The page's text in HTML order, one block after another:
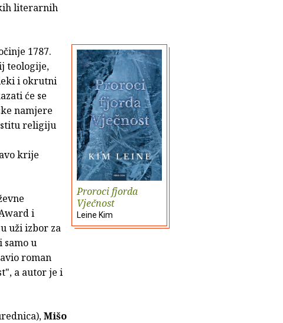
literarnih
Proroci fjorda
Vječnost
Leine Kim
1787.
teologije,
i okrutni
će se
namjere
religiju
krije
i
uži izbor za
samo u
roman
a autor je i
Mišo